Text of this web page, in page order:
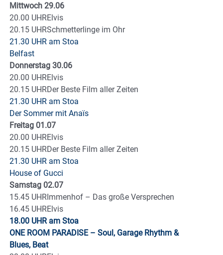
Mittwoch 29.06
20.00 UHRElvis
20.15 UHRSchmetterlinge im Ohr
21.30 UHR am Stoa
Belfast
Donnerstag 30.06
20.00 UHRElvis
20.15 UHRDer Beste Film aller Zeiten
21.30 UHR am Stoa
Der Sommer mit Anaïs
Freitag 01.07
20.00 UHRElvis
20.15 UHRDer Beste Film aller Zeiten
21.30 UHR am Stoa
House of Gucci
Samstag 02.07
15.45 UHRImmenhof – Das große Versprechen
16.45 UHRElvis
18.00 UHR am Stoa
ONE ROOM PARADISE – Soul, Garage Rhythm &
Blues, Beat